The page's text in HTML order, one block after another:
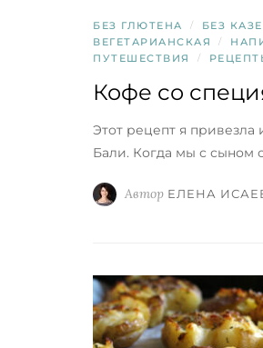
БЕЗ ГЛЮТЕНА / БЕЗ
ВЕГЕТАРИАНСКАЯ /
ПУТЕШЕСТВИЯ /
Кофе со
Этот рецепт я привезла
Бали. Когда мы с сыном
Автор ЕЛЕНА